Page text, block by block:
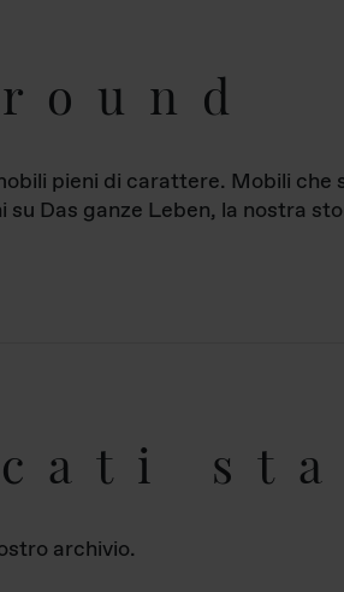
pieni di carattere. Mobili
Das ganze Leben, la nostra
archivio.